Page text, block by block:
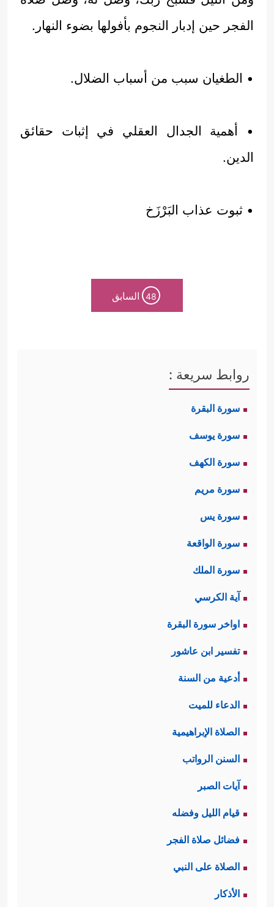
الفجر حين إدبار النجوم بأفولها بضوء النهار.
• الطغيان سبب من أسباب الضلال.
• أهمية الجدال العقلي في إثبات حقائق
الدين.
• ثبوت عذاب البَرْزَخ
48 السابق
روابط سريعة :
سورة البقرة
سورة يوسف
سورة الكهف
سورة مريم
سورة يس
سورة الواقعة
سورة الملك
آية الكرسي
اواخر سورة البقرة
تفسير ابن عاشور
أدعية من السنة
الدعاء للميت
الصلاة الإبراهيمية
السنن الرواتب
آيات الصبر
قيام الليل وفضله
فضائل صلاة الفجر
الصلاة على النبي
الأذكار